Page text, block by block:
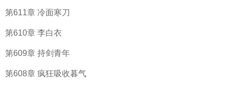
第611章 冷面寒刀
第610章 李白衣
第609章 持剑青年
第608章 疯狂吸收暮气